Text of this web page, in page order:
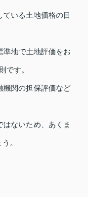
いる土地価格の目
準地で土地評価をお
です。
機関の担保評価など
ないため、あくま
。